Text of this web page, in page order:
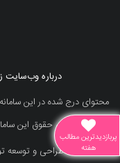
درباره وب‌سایت
محتوای درج شده در این
تمامی حقوق این
طراحی و توسعه
پربازدیدترین مطالب
هفته